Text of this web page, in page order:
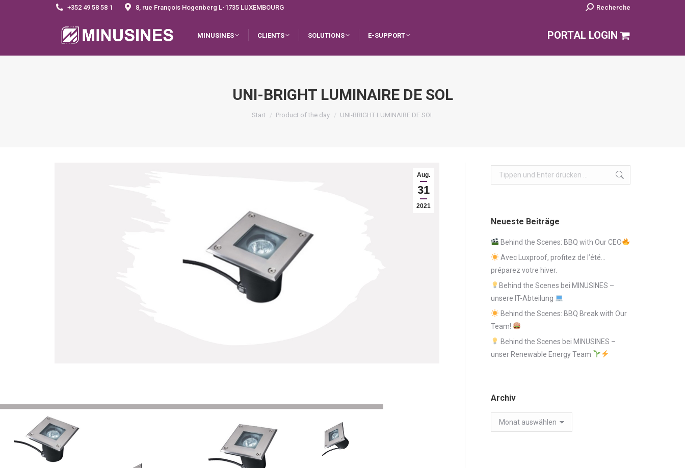
+352 49 58 58 1 8, rue François Hogenberg L-1735 LUXEMBOURG Search:Recherche
MINUSINES CLIENTS SOLUTIONS E-SUPPORT PORTAL LOGIN
UNI-BRIGHT LUMINAIRE DE SOL
Sie befinden sich hier:
Start Product of the day UNI-BRIGHT LUMINAIRE DE SOL
Aug.
31
2021
Search:
Neueste Beiträge
Behind the Scenes: BBQ with Our CEO
Avec Luxproof, profitez de l’été…
préparez votre hiver.
Behind the Scenes bei MINUSINES –
unsere IT-Abteilung
Behind the Scenes: BBQ Break with Our
Team!
Behind the Scenes bei MINUSINES –
unser Renewable Energy Team
Archiv
Archiv